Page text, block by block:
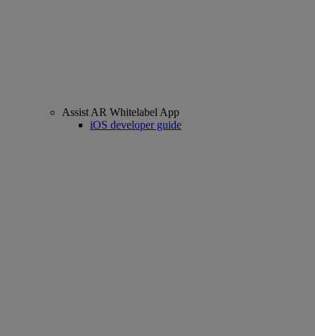
Assist AR Whitelabel App
iOS developer guide